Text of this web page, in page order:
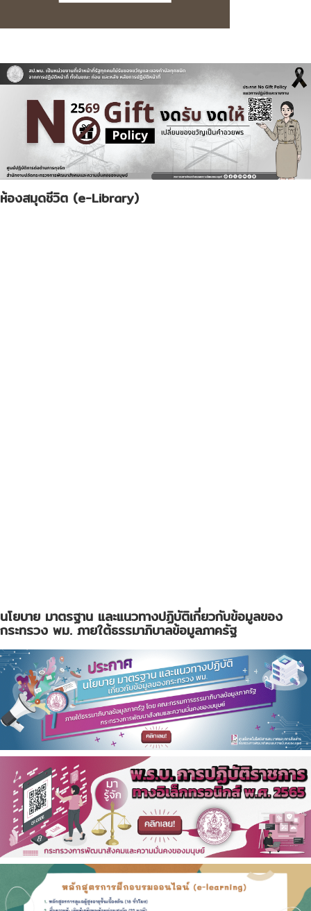
ห้องสมุดชีวิต (e-Library)
นโยบาย มาตรฐาน และแนวทางปฏิบัติเกี่ยวกับข้อมูลของ
กระทรวง พม. ภายใต้ธรรมาภิบาลข้อมูลภาครัฐ